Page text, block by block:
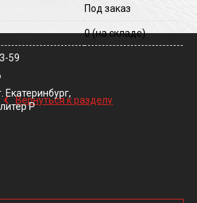
Под заказ
0(на складе)
‹ Вернуться к разделу
59
Екатеринбург,
Р